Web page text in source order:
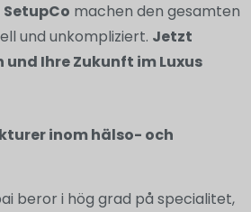
SetupCo machen den gesamten
und unkompliziert. Jetzt
Ihre Zukunft im Luxus
inom hälso- och
beror i hög grad på specialitet,